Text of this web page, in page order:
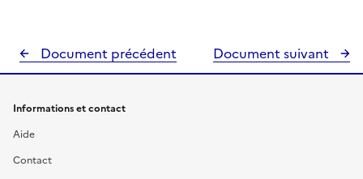
Document précédent Document suivant
Informations et contact
Aide
Contact